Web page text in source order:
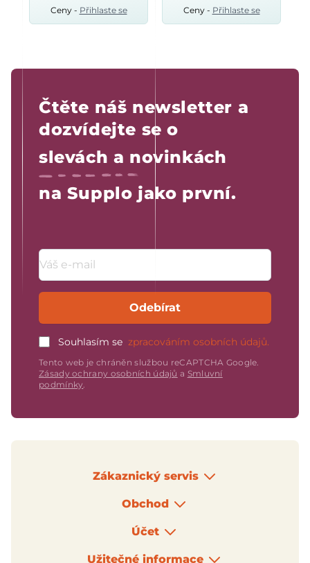
Ceny - Přihlaste se Ceny - Přihlaste se
Čtěte náš newsletter a
dozvídejte se o
slevách a novinkách
na Supplo jako první.
Emailová adresa
Odebírat
Souhlasím se zpracováním osobních údajů.
Tento web je chráněn službou reCAPTCHA Google.
Zásady ochrany osobních údajů a Smluvní
podmínky.
Zákaznický servis
Obchod
Účet
Užitečné informace